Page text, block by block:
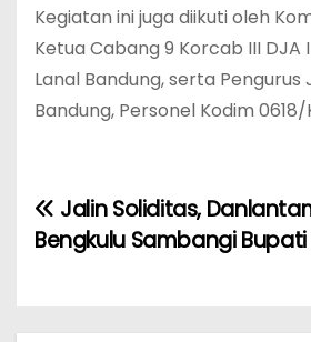
Kegiatan ini juga diikuti oleh
Ketua Cabang 9 Korcab III DJA
Lanal Bandung, serta
Bandung, Personel Kodim
N Jalin Soliditas,
Bengkulu Sambangi